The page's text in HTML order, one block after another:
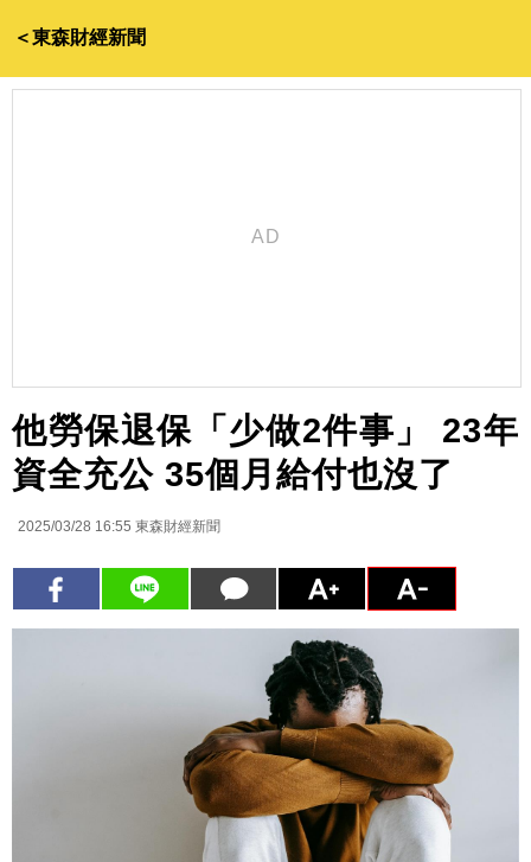
＜東森財經新聞
他勞保退保「少做2件事」 23年
資全充公 35個月給付也沒了
2025/03/28 16:55 東森財經新聞